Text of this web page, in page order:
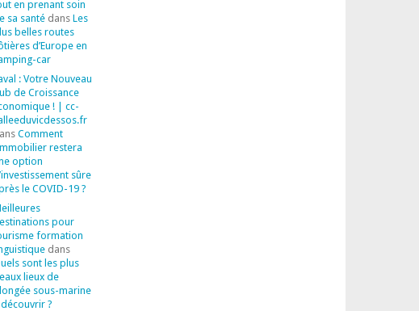
en prenant soin
sa santédans Les
belles routes
d’Europe en
car
: Votre Nouveau
de Croissance
! | cc-
Comment
restera
option
sûre
le COVID-19 ?
pour
formation
dans
sont les plus
lieux de
sous-marine
?